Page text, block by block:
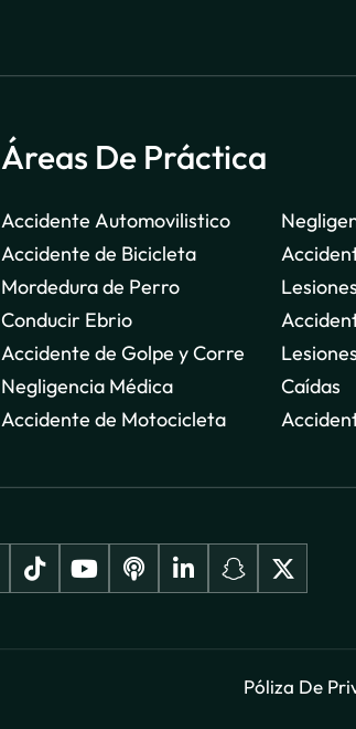
Áreas De Práctica
Accidente Automovilistico
Accidente de Bicicleta
Mordedura de Perro
Conducir Ebrio
Accidente de Golpe y Corre
Negligencia Médica
Accidente de Motocicleta
Caídas
Póliza De